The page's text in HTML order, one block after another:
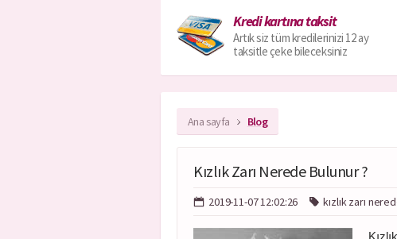
Kredi kartına taksit
Artık siz tüm kredilerinizi 12 ay
taksitle çeke bileceksiniz
Ana sayfa Blog
Kızlık Zarı Nerede Bulunur ?
2019-11-07 12:02:26 kızlık zarı